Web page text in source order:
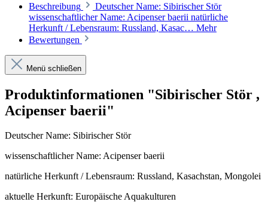
Beschreibung
Deutscher Name: Sibirischer Stör
wissenschaftlicher Name: Acipenser baerii natürliche
Herkunft / Lebensraum: Russland, Kasac… Mehr
Bewertungen
Menü schließen
Produktinformationen "Sibirischer Stör ,
Acipenser baerii"
Deutscher Name: Sibirischer Stör
wissenschaftlicher Name: Acipenser baerii
natürliche Herkunft / Lebensraum: Russland, Kasachstan, Mongolei
aktuelle Herkunft: Europäische Aquakulturen